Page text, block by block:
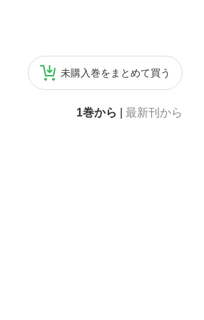
未購入巻をまとめて買う
1巻から 最新刊から